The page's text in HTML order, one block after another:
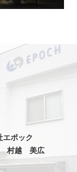
エポック
村越 美広